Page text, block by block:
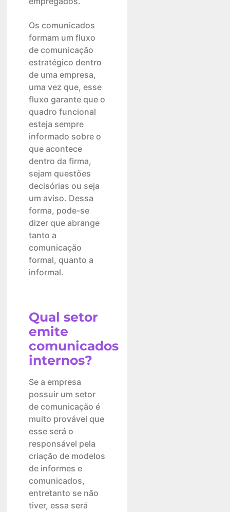
Os comunicados
formam um fluxo
de comunicação
estratégico dentro
de uma empresa,
uma vez que, esse
fluxo garante que o
quadro funcional
esteja sempre
informado sobre o
que acontece
dentro da firma,
sejam questões
decisórias ou seja
um aviso. Dessa
forma, pode-se
dizer que abrange
tanto a
comunicação
formal, quanto a
informal.
Qual setor
emite
comunicados
internos?
Se a empresa
possuir um setor
de comunicação é
muito provável que
esse será o
responsável pela
criação de modelos
de informes e
comunicados,
entretanto se não
tiver, essa será